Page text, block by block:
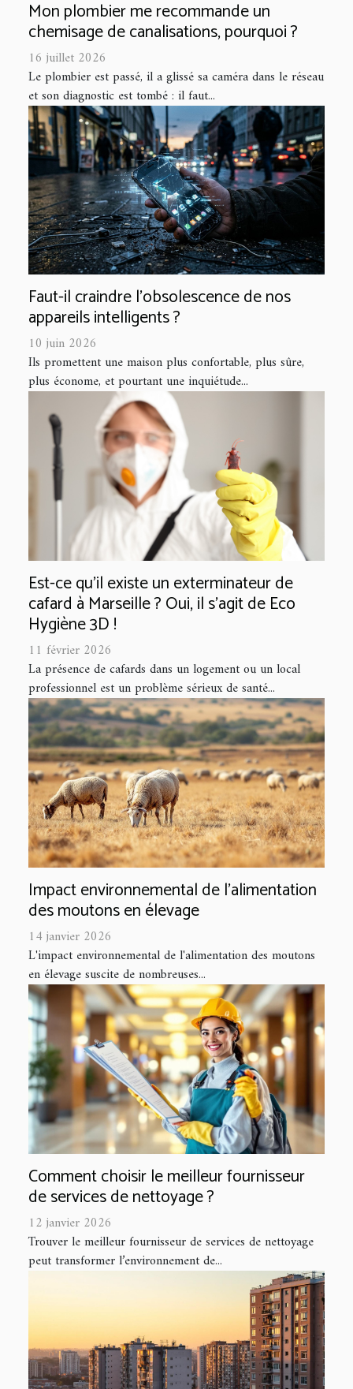
Mon plombier me recommande un
chemisage de canalisations, pourquoi ?
16 juillet 2026
Le plombier est passé, il a glissé sa caméra dans le réseau
et son diagnostic est tombé : il faut...
Faut-il craindre l’obsolescence de nos
appareils intelligents ?
10 juin 2026
Ils promettent une maison plus confortable, plus sûre,
plus économe, et pourtant une inquiétude...
Est-ce qu’il existe un exterminateur de
cafard à Marseille ? Oui, il s'agit de Eco
Hygiène 3D !
11 février 2026
La présence de cafards dans un logement ou un local
professionnel est un problème sérieux de santé...
Impact environnemental de l'alimentation
des moutons en élevage
14 janvier 2026
L'impact environnemental de l'alimentation des moutons
en élevage suscite de nombreuses...
Comment choisir le meilleur fournisseur
de services de nettoyage ?
12 janvier 2026
Trouver le meilleur fournisseur de services de nettoyage
peut transformer l’environnement de...